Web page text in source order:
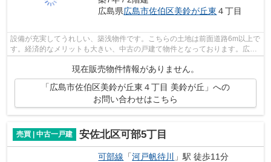
広島県広島市佐伯区美鈴が丘東 ４丁目
設備が充実してうれしい、築浅物件です。こちらの土地は前面道路6m以上で
す。経済的なメリットも大きい、中古の戸建て物件となっております。広島
現在販売物件情報がありません。
「広島市佐伯区美鈴が丘東４丁目 美鈴が丘」への
お問い合わせはこちら
売買 | 中古一戸建 安佐北区可部5丁目
可部線 「河戸帆待川 」駅 徒歩11分